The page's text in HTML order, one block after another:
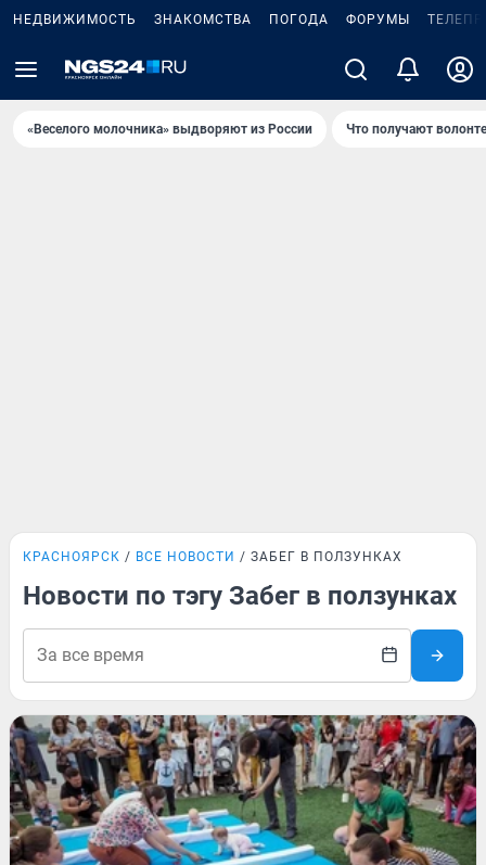
НЕДВИЖИМОСТЬ ЗНАКОМСТВА ПОГОДА ФОРУМЫ
«Веселого молочника» выдворяют из России Что получают
КРАСНОЯРСК ВСЕ НОВОСТИ ЗАБЕГ В ПОЛЗУНКАХ
Новости по тэгу Забег в ползунках